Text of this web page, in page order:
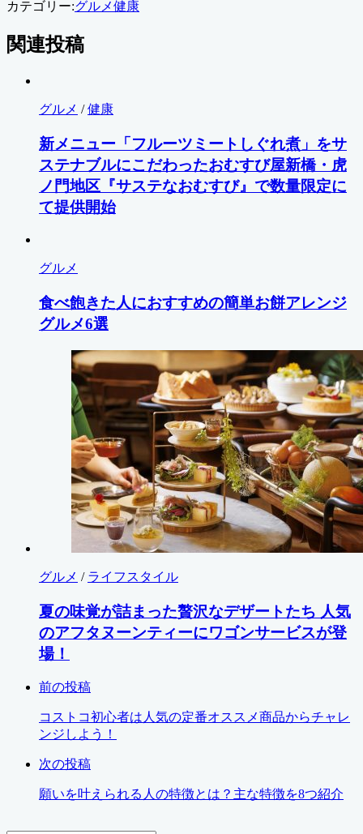
カテゴリー:グルメ健康
関連投稿
グルメ /健康
新メニュー「フルーツミートしぐれ煮」をサ
ステナブルにこだわったおむすび屋新橋・虎
ノ門地区『サステなおむすび』で数量限定に
て提供開始
グルメ
食べ飽きた人におすすめの簡単お餅アレンジ
グルメ6選
グルメ / ライフスタイル
夏の味覚が詰まった贅沢なデザートたち 人気
のアフタヌーンティーにワゴンサービスが登
場！
前の投稿
コストコ初心者は人気の定番オススメ商品からチャレ
ンジしよう！
次の投稿
願いを叶えられる人の特徴とは？主な特徴を8つ紹介